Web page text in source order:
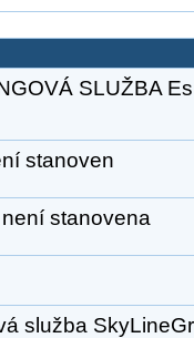
SLUŽBA
stanoven
stanovena
služba